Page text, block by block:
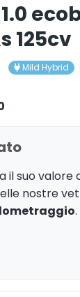
125cv
Mild Hybrid
il suo valore
nostre